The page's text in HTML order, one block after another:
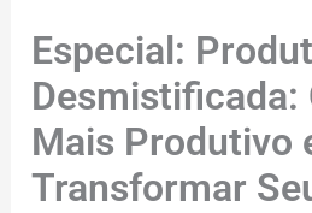
Especial:
Desmistificada:
Mais Produtivo
Transformar